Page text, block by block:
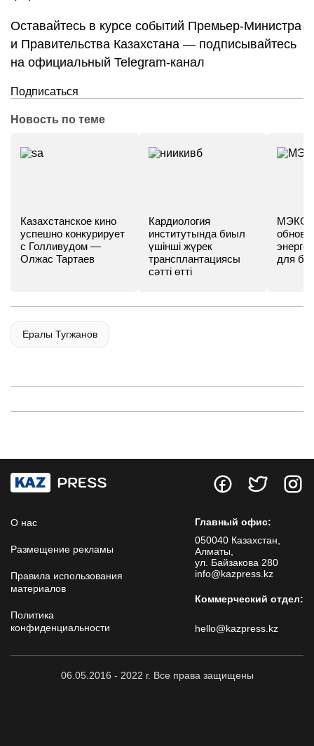
Оставайтесь в курсе событий Премьер-Министра
и Правительства Казахстана — подписывайтесь
на официальный Telegram-канал
Подписаться
Новость по теме
Казахстанское кино
успешно конкурирует
с Голливудом —
Олжас Тартаев
Кардиология
институтында биыл
үшінші жүрек
трансплантациясы
сәтті өтті
МЭКС -
для
Ералы Тугжанов
О нас
Размещение рекламы
Правила использования
материалов
Политика
конфиденциальности
Главный офис:
050040 Казахстан,
Алматы,
ул. Байзакова 280
info@kazpress.kz
Коммерческий отдел:
hello@kazpress.kz
06.05.2016 - 2022 г. Все права защищены